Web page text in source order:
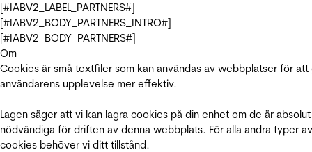
[#IABV2_LABEL_PARTNERS#]
[#IABV2_BODY_PARTNERS_INTRO#]
[#IABV2_BODY_PARTNERS#]
Om
Cookies är små textfiler som kan användas av webbplatser för att
användarens upplevelse mer effektiv.
Lagen säger att vi kan lagra cookies på din enhet om de är absolut
nödvändiga för driften av denna webbplats. För alla andra typer av
cookies behöver vi ditt tillstånd.